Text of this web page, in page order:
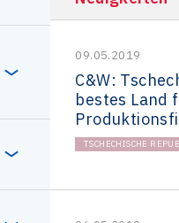
09.05.2019
C&W:
bestes Land
TSCHECHISCHE